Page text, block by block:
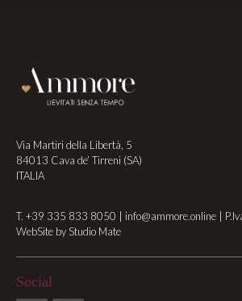
Via Martiri della Libertà, 5
84013 Cava de’ Tirreni (SA)
ITALIA
T. +39 335 833 8050 info@ammore.online|
WebSite by Studio Mate
Social